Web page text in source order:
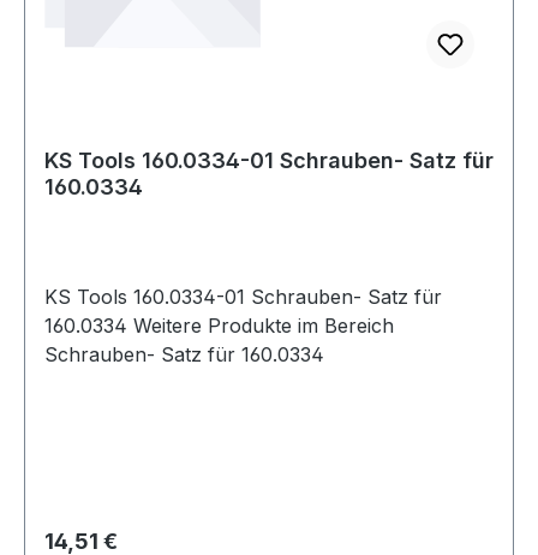
KS Tools 160.0334-01 Schrauben- Satz für
160.0334
KS Tools 160.0334-01 Schrauben- Satz für
160.0334 Weitere Produkte im Bereich
Schrauben- Satz für 160.0334
Regulärer Preis:
14,51 €